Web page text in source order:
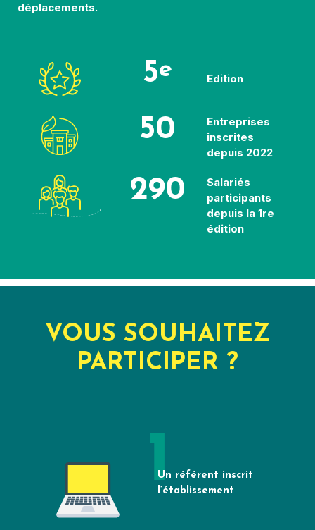
déplacements.
5e Edition
50
Entreprises
inscrites
depuis 2022
290
Salariés
participants
depuis la 1re
édition
VOUS SOUHAITEZ
PARTICIPER ?
Un référent inscrit
l’établissement